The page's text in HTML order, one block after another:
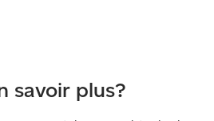
savoir plus?